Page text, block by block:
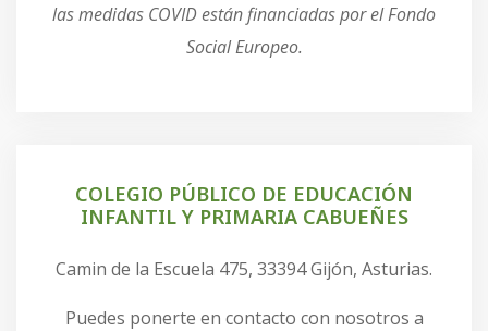
las medidas COVID están financiadas por el Fondo
Social Europeo.
COLEGIO PÚBLICO DE EDUCACIÓN
INFANTIL Y PRIMARIA CABUEÑES
Camin de la Escuela 475, 33394 Gijón, Asturias.
Puedes ponerte en contacto con nosotros a